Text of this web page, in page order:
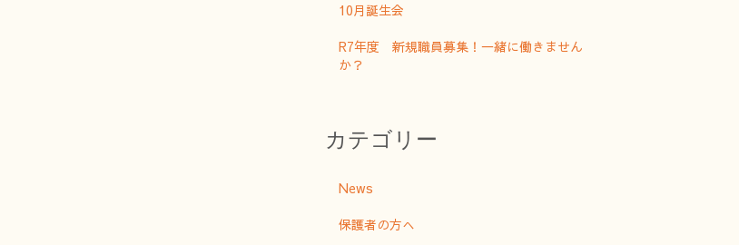
10月誕生会
R7年度 新規職員募集！一緒に働きません
か？
カテゴリー
News
保護者の方へ